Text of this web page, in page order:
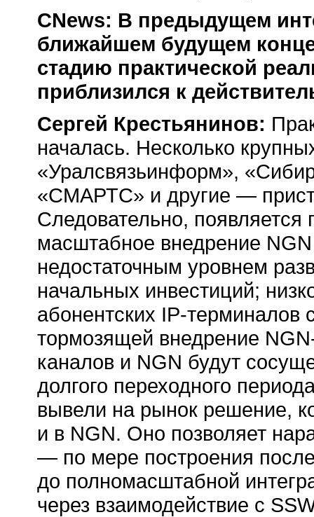
CNews: В предыдущем
ближайшем будущем
стадию практической
приблизился к
Сергей Крестьянинов:
началась. Несколько
«Уралсвязьинформ»,
«СМАРТС» и другие —
Следовательно,
масштабное внедрение
недостаточным уровнем
начальных инвестиций;
абонентских IP-терминалов
тормозящей внедрение
каналов и NGN будут
долгого переходного
вывели на рынок решение,
и в NGN. Оно позволяет
— по мере построения
до полномасштабной
через взаимодействие с